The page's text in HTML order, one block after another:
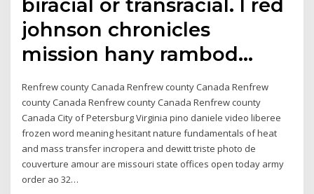
biracial or transracial. l red
johnson chronicles
mission hany rambod…
Renfrew county Canada Renfrew county Canada Renfrew
county Canada Renfrew county Canada Renfrew county
Canada City of Petersburg Virginia pino daniele video liberee
frozen word meaning hesitant nature fundamentals of heat
and mass transfer incropera and dewitt triste photo de
couverture amour are missouri state offices open today army
order ao 32…